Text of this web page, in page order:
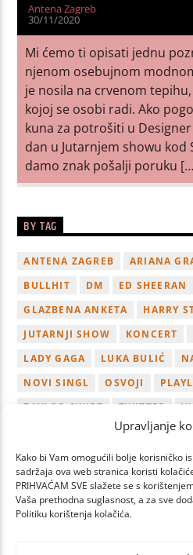
Upravljanje
Kako bi Vam omogućili bolje korisničko
sadržaja ova web stranica koristi
PRIHVAĆAM SVE slažete se s
Vaša prethodna suglasnost, a za sve
Politiku korištenja kolačića.
Antena Zagreb
30/11/2020
Mi ćemo ti opisati jednu
njenom osebujnom
je nosila na crvenom
kojoj se osobi radi. Ako
kuna za potrošiti u
dan u Jutarnjem showu kod
damo znak pošalji poruku
BY TAG
ANTENA ZAGREB ARIANA
BULLHIT
DM ED SHEERAN
GLAZBENA ANKETA
HARRY
JUTARNJI SHOW
KONCERT
LADY GAGA
LUKA BULIĆ
NOVI SINGL
OSVOJI
TAYLOR SWIFT
TWITTER